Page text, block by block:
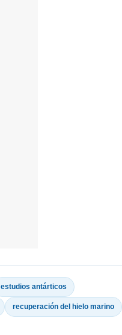
estudios antárticos
recuperación del hielo marino